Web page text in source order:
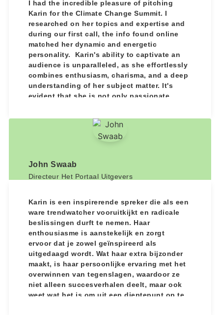
I had the incredible pleasure of pitching
Karin for the Climate Change Summit. I
researched on her topics and expertise and
during our first call, the info found online
matched her dynamic and energetic
personality. Karin's ability to captivate an
audience is unparalleled, as she effortlessly
combines enthusiasm, charisma, and a deep
understanding of her subject matter. It's
evident that she is not only passionate
empowering others with the knowledge and
inspiration to help them understand the
importance of sustainability and
her work shine through in every word she
shares. She has a unique ability to connect
approachable and knowledgeable and truly
open to network and share her wisdom. I
wholeheartedly recommend Karin van
Stoevenbeld to anyone seeking a speaker
who not only delivers valuable insights but
does so with an infectious energy that is
sure to leave a lasting impression.
Karin is een inspirerende spreker die als een
ware trendwatcher vooruitkijkt en radicale
beslissingen durft te nemen. Haar
enthousiasme is aanstekelijk en zorgt
ervoor dat je zowel geïnspireerd als
uitgedaagd wordt. Wat haar extra bijzonder
maakt, is haar persoonlijke ervaring met het
overwinnen van tegenslagen, waardoor ze
niet alleen succesverhalen deelt, maar ook
weet wat het is om uit een dieptepunt op te
John Swaab
Directeur Het Portaal Uitgevers